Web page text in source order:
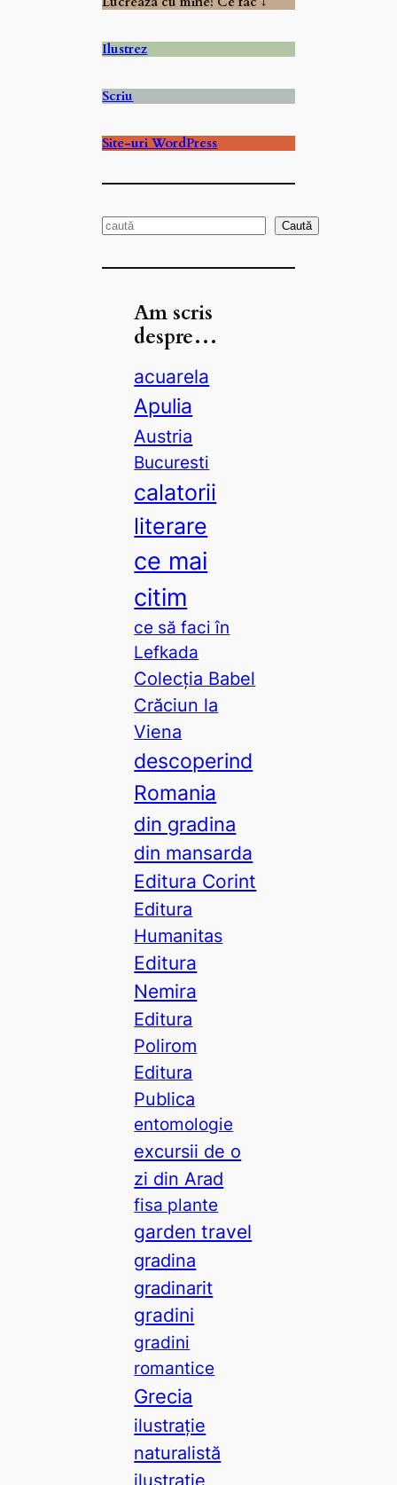
Ilustrez
Scriu
Site-uri WordPress
S
a
Caută
Am scris
despre…
acuarela
Apulia
Austria
Bucuresti
calatorii
literare
ce mai
citim
ce să faci în
Lefkada
Colecția Babel
Crăciun la
Viena
descoperind
Romania
din gradina
din mansarda
Editura Corint
Editura
Humanitas
Editura
Nemira
Editura
Polirom
Editura
Publica
entomologie
excursii de o
zi din Arad
fisa plante
garden travel
gradina
gradinarit
gradini
gradini
romantice
Grecia
ilustrație
naturalistă
ilustrație